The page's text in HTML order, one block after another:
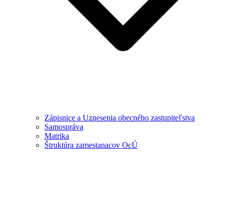
Zápisnice a Uznesenia obecného zastupiteľstva
Samospráva
Matrika
Štruktúra zamestanacov OcÚ